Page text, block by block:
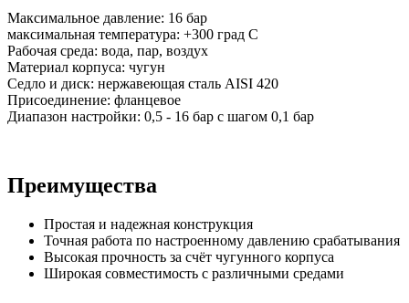
Максимальное давление: 16 бар
максимальная температура: +300 град С
Рабочая среда: вода, пар, воздух
Материал корпуса: чугун
Седло и диск: нержавеющая сталь AISI 420
Присоединение: фланцевое
Диапазон настройки: 0,5 - 16 бар с шагом 0,1 бар
Преимущества
Простая и надежная конструкция
Точная работа по настроенному давлению срабатывания
Высокая прочность за счёт чугунного корпуса
Широкая совместимость с различными средами